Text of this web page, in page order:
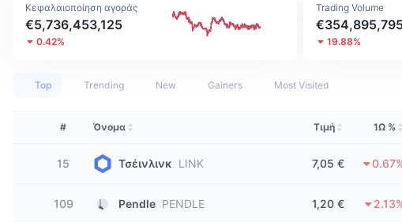
Κεφαλαιοποίηση αγοράς
€5,736,453,125
0.42%
Trading Volume
19.88%
Top Trending New Gainers Most Visited
# Όνομα Τιμή 1Ω %
15 Τσέινλινκ LINK 7,05 €
109 Pendle PENDLE 1,20 €